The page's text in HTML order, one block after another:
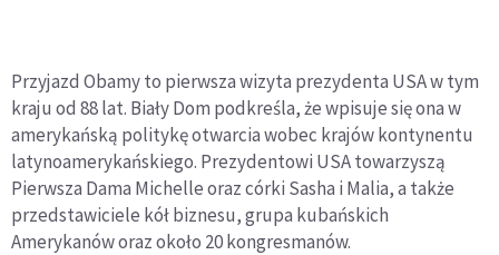
Przyjazd Obamy to pierwsza wizyta prezydenta USA w tym
kraju od 88 lat. Biały Dom podkreśla, że wpisuje się ona w
amerykańską politykę otwarcia wobec krajów kontynentu
latynoamerykańskiego. Prezydentowi USA towarzyszą
Pierwsza Dama Michelle oraz córki Sasha i Malia, a także
przedstawiciele kół biznesu, grupa kubańskich
Amerykanów oraz około 20 kongresmanów.